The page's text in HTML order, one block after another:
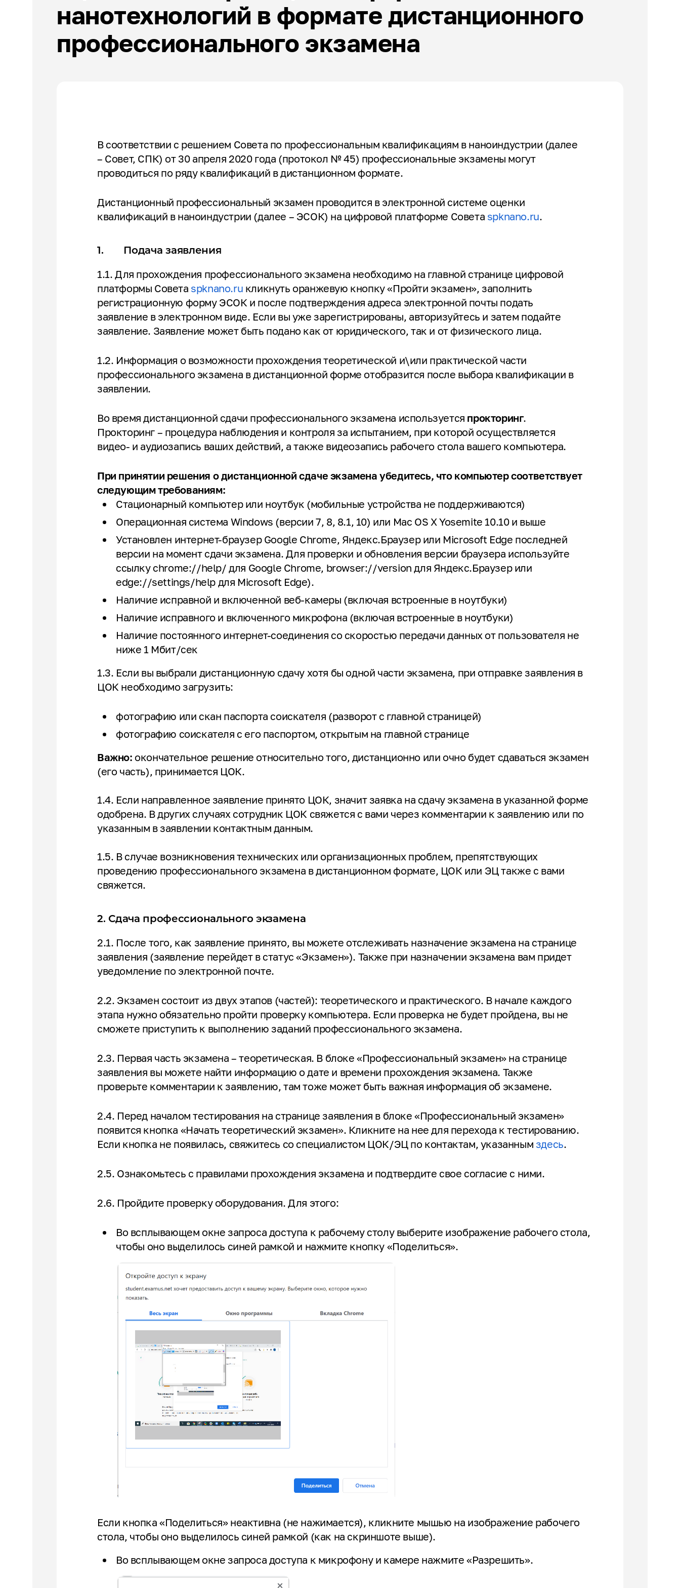
Эксперты по ПОА
Соглашения с отраслевыми СПК
нанотехнологий в формате дистанционного
профессионального экзамена
В соответствии с решением Совета по профессиональным квалификациям в наноиндустрии (далее
– Совет, СПК) от 30 апреля 2020 года (протокол № 45) профессиональные экзамены могут
проводиться по ряду квалификаций в дистанционном формате.
Дистанционный профессиональный экзамен проводится в электронной системе оценки
квалификаций в наноиндустрии (далее – ЭСОК) на цифровой платформе Совета spknano.ru.
1. Подача заявления
1.1. Для прохождения профессионального экзамена необходимо на главной странице цифровой
платформы Совета spknano.ru кликнуть оранжевую кнопку «Пройти экзамен», заполнить
регистрационную форму ЭСОК и после подтверждения адреса электронной почты подать
заявление в электронном виде. Если вы уже зарегистрированы, авторизуйтесь и затем подайте
заявление. Заявление может быть подано как от юридического, так и от физического лица.
1.2. Информация о возможности прохождения теоретической и\или практической части
профессионального экзамена в дистанционной форме отобразится после выбора квалификации в
заявлении.
Во время дистанционной сдачи профессионального экзамена используется прокторинг.
Прокторинг – процедура наблюдения и контроля за испытанием, при которой осуществляется
видео- и аудиозапись ваших действий, а также видеозапись рабочего стола вашего компьютера.
При принятии решения о дистанционной сдаче экзамена убедитесь, что компьютер соответствует
следующим требованиям:
Стационарный компьютер или ноутбук (мобильные устройства не поддерживаются)
Операционная система Windows (версии 7, 8, 8.1, 10) или Mac OS X Yosemite 10.10 и выше
Установлен интернет-браузер Google Chrome, Яндекс.Браузер или Microsoft Edge последней
версии на момент сдачи экзамена. Для проверки и обновления версии браузера используйте
ссылку chrome://help/ для Google Chrome, browser://version для Яндекс.Браузер или
edge://settings/help для Microsoft Edge).
Наличие исправной и включенной веб-камеры (включая встроенные в ноутбуки)
Наличие исправного и включенного микрофона (включая встроенные в ноутбуки)
Наличие постоянного интернет-соединения со скоростью передачи данных от пользователя не
ниже 1 Мбит/сек
1.3. Если вы выбрали дистанционную сдачу хотя бы одной части экзамена, при отправке заявления в
ЦОК необходимо загрузить:
фотографию или скан паспорта соискателя (разворот с главной страницей)
фотографию соискателя с его паспортом, открытым на главной странице
Важно: окончательное решение относительно того, дистанционно или очно будет сдаваться экзамен
(его часть), принимается ЦОК.
1.4. Если направленное заявление принято ЦОК, значит заявка на сдачу экзамена в указанной форме
одобрена. В других случаях сотрудник ЦОК свяжется с вами через комментарии к заявлению или по
указанным в заявлении контактным данным.
1.5. В случае возникновения технических или организационных проблем, препятствующих
проведению профессионального экзамена в дистанционном формате, ЦОК или ЭЦ также с вами
свяжется.
2. Сдача профессионального экзамена
2.1. После того, как заявление принято, вы можете отслеживать назначение экзамена на странице
заявления (заявление перейдет в статус «Экзамен»). Также при назначении экзамена вам придет
уведомление по электронной почте.
2.2. Экзамен состоит из двух этапов (частей): теоретического и практического. В начале каждого
этапа нужно обязательно пройти проверку компьютера. Если проверка не будет пройдена, вы не
сможете приступить к выполнению заданий профессионального экзамена.
2.3. Первая часть экзамена – теоретическая. В блоке «Профессиональный экзамен» на странице
заявления вы можете найти информацию о дате и времени прохождения экзамена. Также
проверьте комментарии к заявлению, там тоже может быть важная информация об экзамене.
2.4. Перед началом тестирования на странице заявления в блоке «Профессиональный экзамен»
появится кнопка «Начать теоретический экзамен». Кликните на нее для перехода к тестированию.
Если кнопка не появилась, свяжитесь со специалистом ЦОК/ЭЦ по контактам, указанным здесь.
2.5. Ознакомьтесь с правилами прохождения экзамена и подтвердите свое согласие с ними.
2.6. Пройдите проверку оборудования. Для этого:
Во всплывающем окне запроса доступа к рабочему столу выберите изображение рабочего стола,
чтобы оно выделилось синей рамкой и нажмите кнопку «Поделиться».
Если кнопка «Поделиться» неактивна (не нажимается), кликните мышью на изображение рабочего
стола, чтобы оно выделилось синей рамкой (как на скриншоте выше).
Во всплывающем окне запроса доступа к микрофону и камере нажмите «Разрешить».